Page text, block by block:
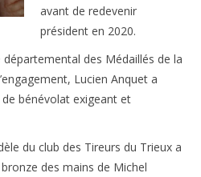
avant de redevenir
président en 2020.
des Médaillés de la
Lucien Anquet a
bénévolat exigeant et
du club des Tireurs du Trieux a
des mains de Michel